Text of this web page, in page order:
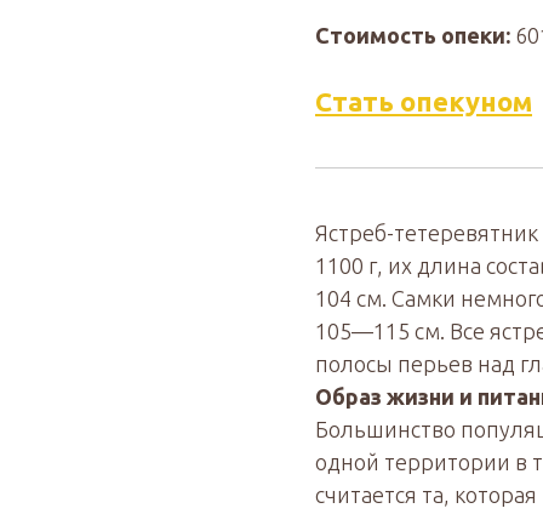
Стоимость опеки:
Стать опекуном
Ястреб-
1100 г, их длина
104 см. Самки
105—115 см. Все
полосы перьев над
Образ жизни и
Большинство
одной территории в
считается та,